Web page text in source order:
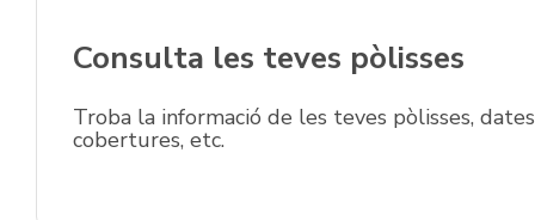
Consulta les teves pòlisses
Troba la informació de les teves pòlisses,
cobertures, etc.